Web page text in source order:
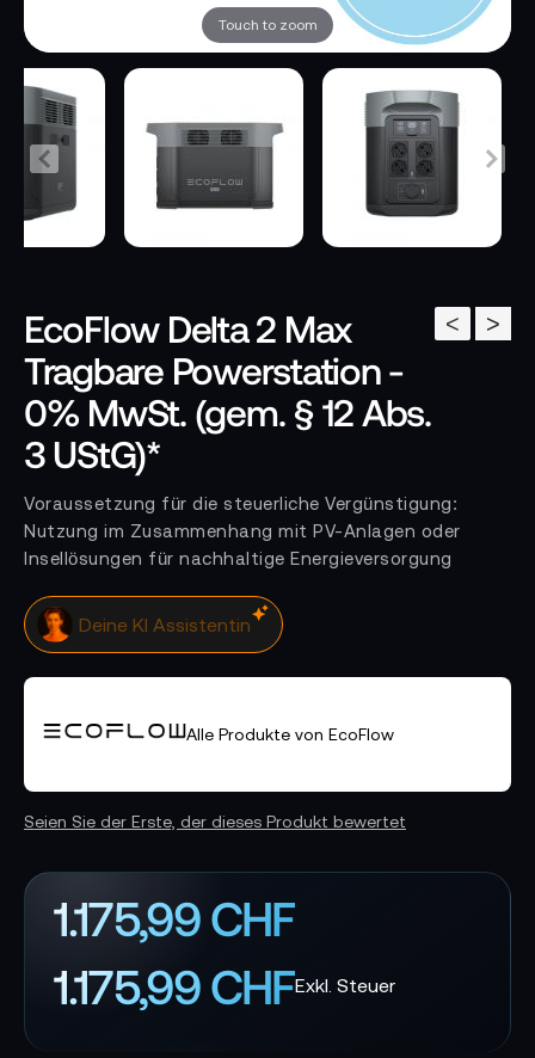
Touch to zoom
>
<
EcoFlow Delta 2 Max
Tragbare Powerstation -
0% MwSt. (gem. § 12 Abs.
3 UStG)*
Voraussetzung für die steuerliche Vergünstigung:
Nutzung im Zusammenhang mit PV-Anlagen oder
Insellösungen für nachhaltige Energieversorgung
Deine KI Assistentin
Alle Produkte von EcoFlow
Seien Sie der Erste, der dieses Produkt bewertet
1.175,99 CHF
1.175,99 CHF